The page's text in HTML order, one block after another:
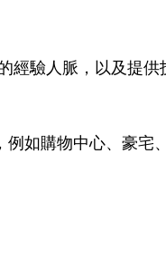
經驗人脈， 以及提
如購物中心、豪宅、